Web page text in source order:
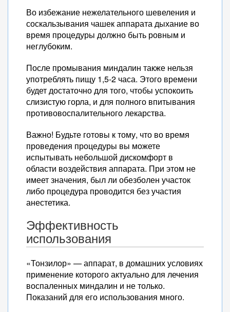
Во избежание нежелательного шевеления и
соскальзывания чашек аппарата дыхание во
время процедуры должно быть ровным и
неглубоким.
После промывания миндалин также нельзя
употреблять пищу 1,5-2 часа. Этого времени
будет достаточно для того, чтобы успокоить
слизистую горла, и для полного впитывания
противовоспалительного лекарства.
Важно! Будьте готовы к тому, что во время
проведения процедуры вы можете
испытывать небольшой дискомфорт в
области воздействия аппарата. При этом не
имеет значения, был ли обезболен участок
либо процедура проводится без участия
анестетика.
Эффективность
использования
«Тонзилор» — аппарат, в домашних условиях
применение которого актуально для лечения
воспаленных миндалин и не только.
Показаний для его использования много.